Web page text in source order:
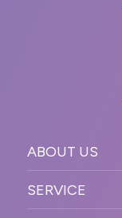
ABOUT US
PURPOSE
SERVICE